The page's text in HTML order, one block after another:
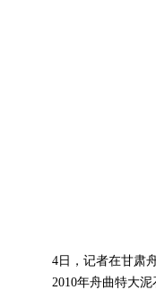
4日，记者在甘肃舟
2010年舟曲特大泥